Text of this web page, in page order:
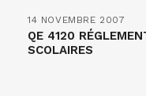
14 NOVEMBRE 2007
QE 4120
SCOLAIRES